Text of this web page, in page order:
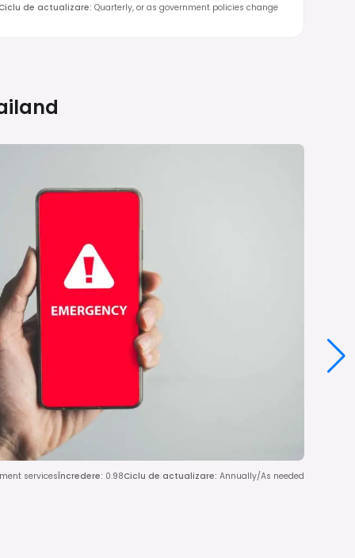
de actualizare: Quarterly, or as government policies change
servicesÎncredere: 0.98Ciclu de actualizare: Annually/As needed